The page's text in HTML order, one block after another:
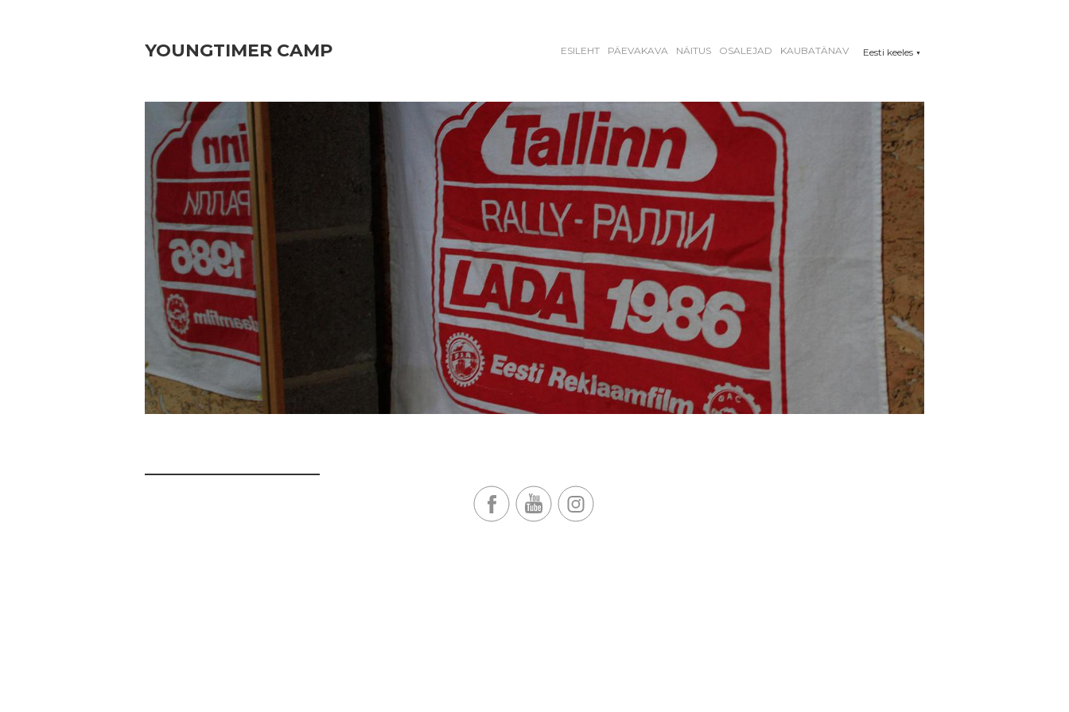
YOUNGTIMER CAMP ESILEHT PÄEVAKAVA NÄITUS OSALEJAD KAUBATÄNAV Eesti keeles ▼